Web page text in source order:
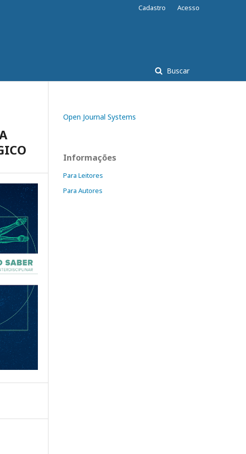
Buscar
Cadastro Acesso
Open Journal Systems
Informações
Para Leitores
Para Autores